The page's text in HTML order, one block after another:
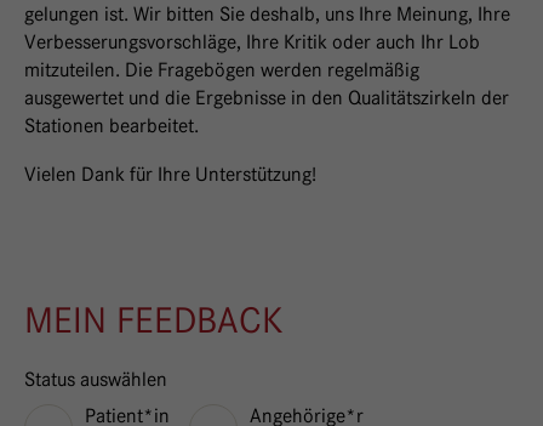
gelungen ist. Wir bitten Sie deshalb, uns Ihre Meinung, Ihre
Verbesserungsvorschläge, Ihre Kritik oder auch Ihr Lob
mitzuteilen. Die Fragebögen werden regelmäßig
ausgewertet und die Ergebnisse in den Qualitätszirkeln der
Stationen bearbeitet.
Vielen Dank für Ihre Unterstützung!
MEIN FEEDBACK
Status auswählen
Patient*in
Angehörige*r